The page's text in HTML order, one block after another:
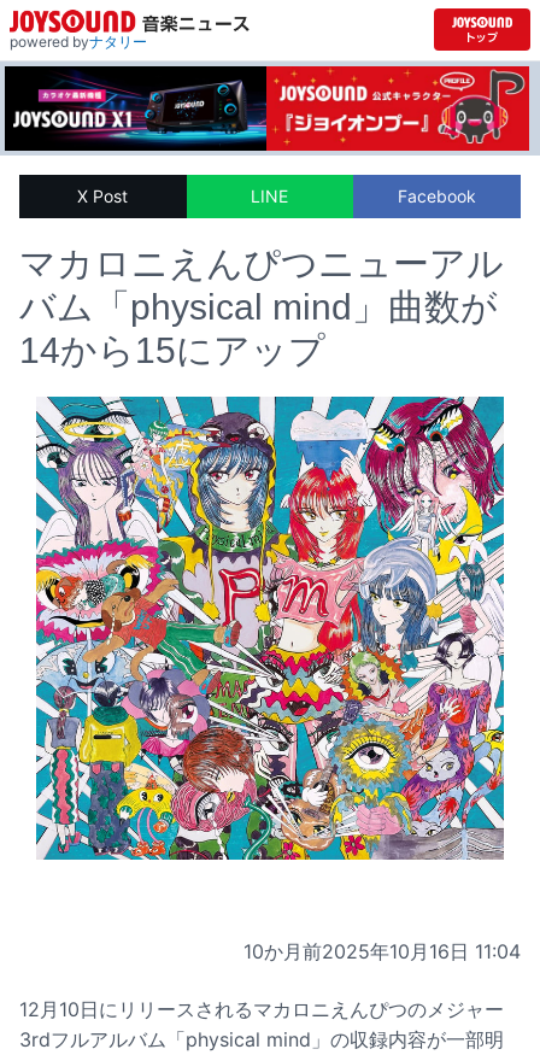
powered byナタリー
X Post LINE Facebook
マカロニえんぴつニューアル
バム「physical mind」曲数が
14から15にアップ
10か月前2025年10月16日 11:04
12月10日にリリースされるマカロニえんぴつのメジャー
3rdフルアルバム「physical mind」の収録内容が一部明